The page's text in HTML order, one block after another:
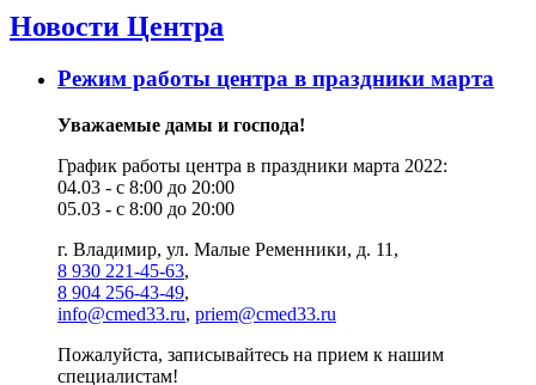
Новости Центра
Режим работы центра в праздники марта
Уважаемые дамы и господа!
График работы центра в праздники марта 2022:
04.03 - с 8:00 до 20:00
05.03 - с 8:00 до 20:00
г. Владимир, ул. Малые Ременники, д. 11,
8 930 221-45-63,
8 904 256-43-49,
info@cmed33.ru, priem@cmed33.ru
Пожалуйста, записывайтесь на прием к нашим
специалистам!